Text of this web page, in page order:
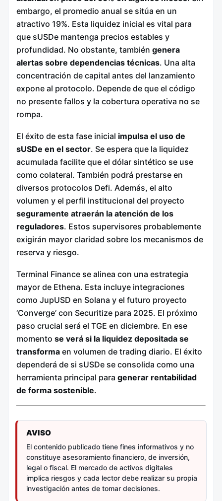
embargo, el promedio anual se sitúa en un
atractivo 19%. Esta liquidez inicial es vital para
que sUSDe mantenga precios estables y
profundidad. No obstante, también genera
alertas sobre dependencias técnicas. Una alta
concentración de capital antes del lanzamiento
expone al protocolo. Depende de que el código
no presente fallos y la cobertura operativa no se
rompa.
El éxito de esta fase inicial impulsa el uso de
sUSDe en el sector. Se espera que la liquidez
acumulada facilite que el dólar sintético se use
como colateral. También podrá prestarse en
diversos protocolos Defi. Además, el alto
volumen y el perfil institucional del proyecto
seguramente atraerán la atención de los
reguladores. Estos supervisores probablemente
exigirán mayor claridad sobre los mecanismos de
reserva y riesgo.
Terminal Finance se alinea con una estrategia
mayor de Ethena. Esta incluye integraciones
como JupUSD en Solana y el futuro proyecto
‘Converge’ con Securitize para 2025. El próximo
paso crucial será el TGE en diciembre. En ese
momento se verá si la liquidez depositada se
transforma en volumen de trading diario. El éxito
dependerá de si sUSDe se consolida como una
herramienta principal para generar rentabilidad
de forma sostenible.
AVISO
El contenido publicado tiene fines informativos y no
constituye asesoramiento financiero, de inversión,
legal o fiscal. El mercado de activos digitales
implica riesgos y cada lector debe realizar su propia
investigación antes de tomar decisiones.